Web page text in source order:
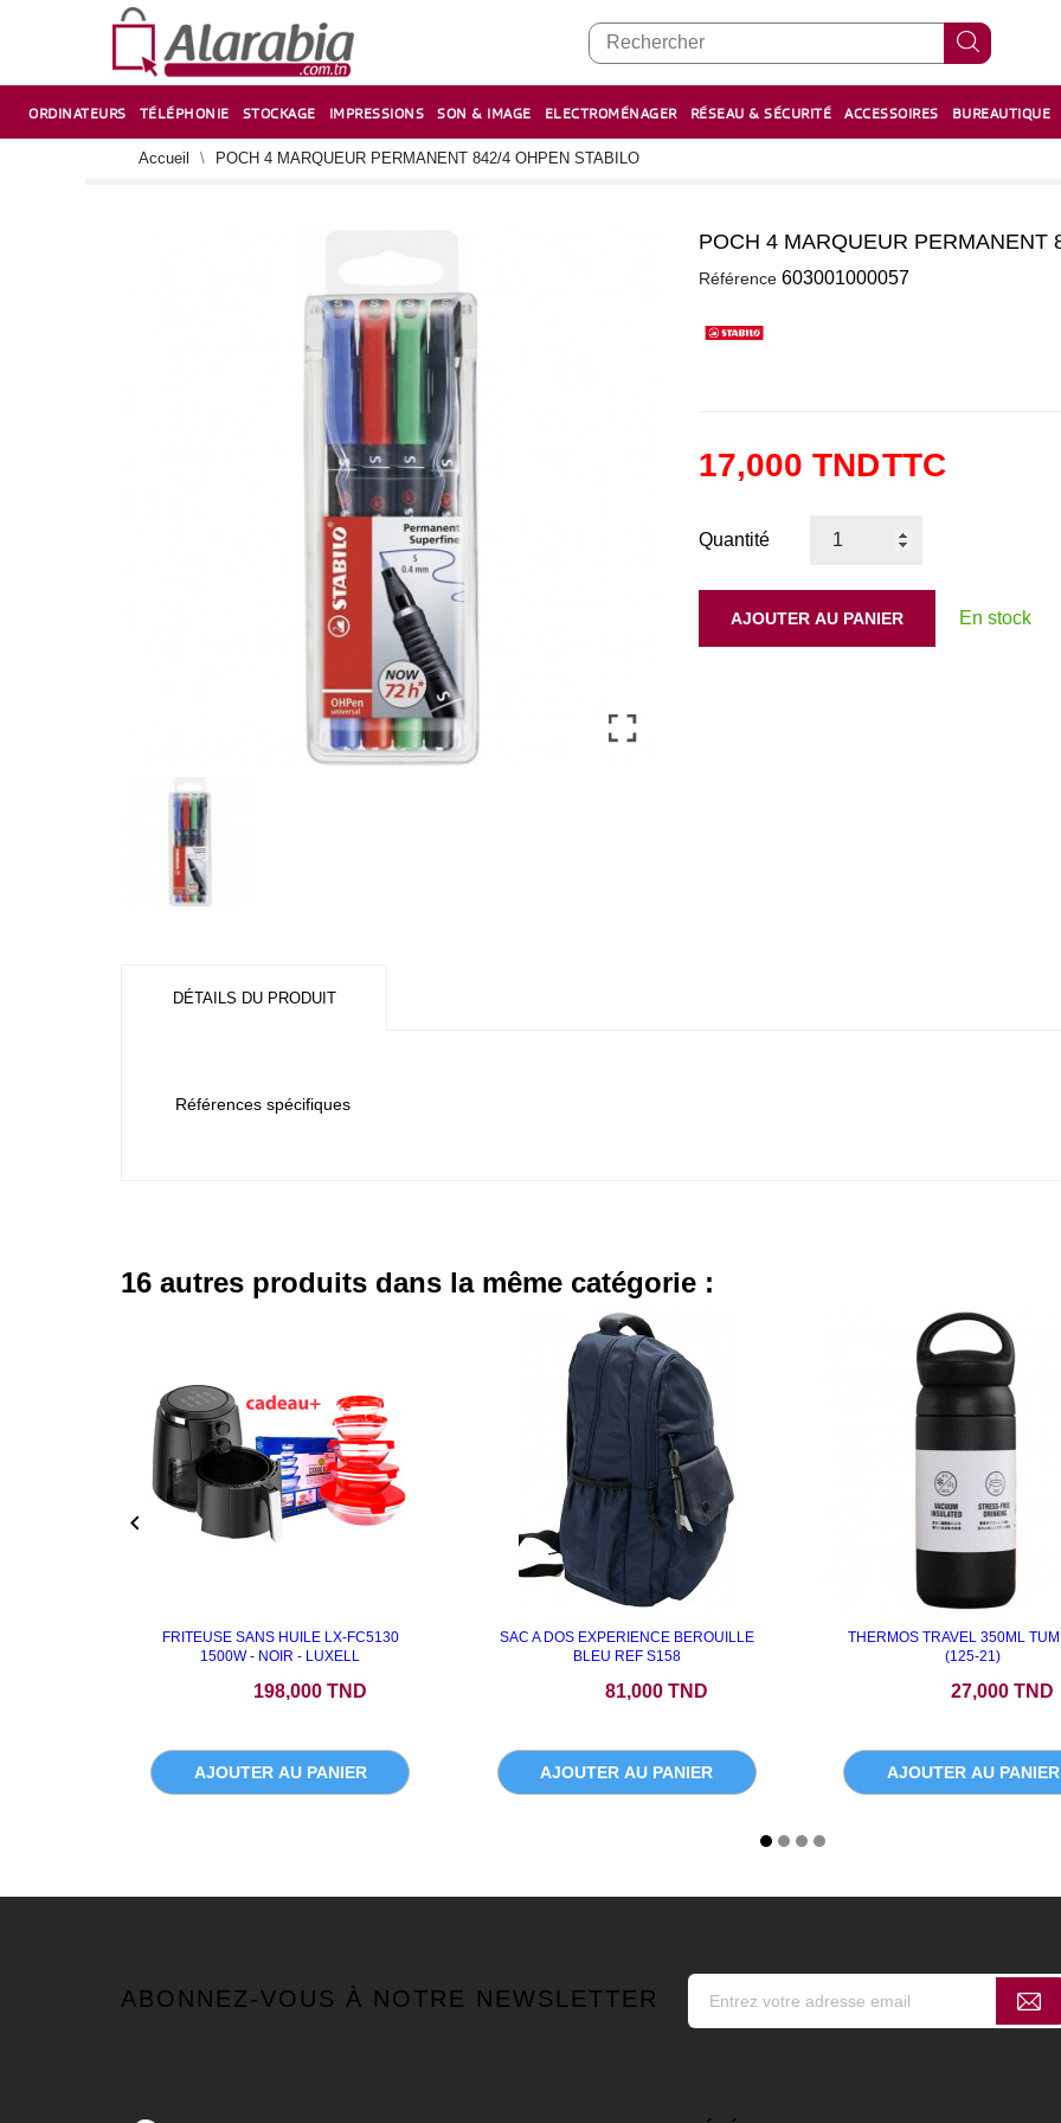
ORDINATEURS TÉLÉPHONIE STOCKAGE IMPRESSIONS SON & IMAGE ELECTROMÉNAGER RÉSEAU & SÉCURITÉ ACCESSOIRES BUREAUTIQUE
Accueil POCH 4 MARQUEUR PERMANENT 842/4 OHPEN STABILO
POCH 4 MARQUEUR PERMANENT
Référence 603001000057
17,000 TNDTTC
Quantité
AJOUTER AU PANIER En stock
DÉTAILS DU PRODUIT
Références spécifiques
16 autres produits dans la même catégorie :
FRITEUSE SANS HUILE LX-FC5130
1500W - NOIR - LUXELL
198,000 TND
AJOUTER AU PANIER
SAC A DOS EXPERIENCE BEROUILLE
BLEU REF S158
81,000 TND
AJOUTER AU PANIER
THERMOS TRAVEL 350ML
(125-21)
27,000 TND
AJOUTER AU PANIER

ABONNEZ-VOUS À NOTRE NEWSLETTER